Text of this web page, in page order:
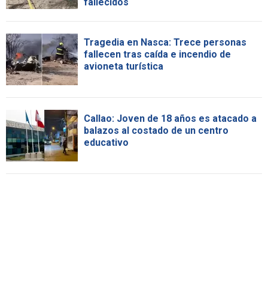
Tragedia en Nasca: Trece personas
fallecen tras caída e incendio de
avioneta turística
Callao: Joven de 18 años es atacado a
balazos al costado de un centro
educativo